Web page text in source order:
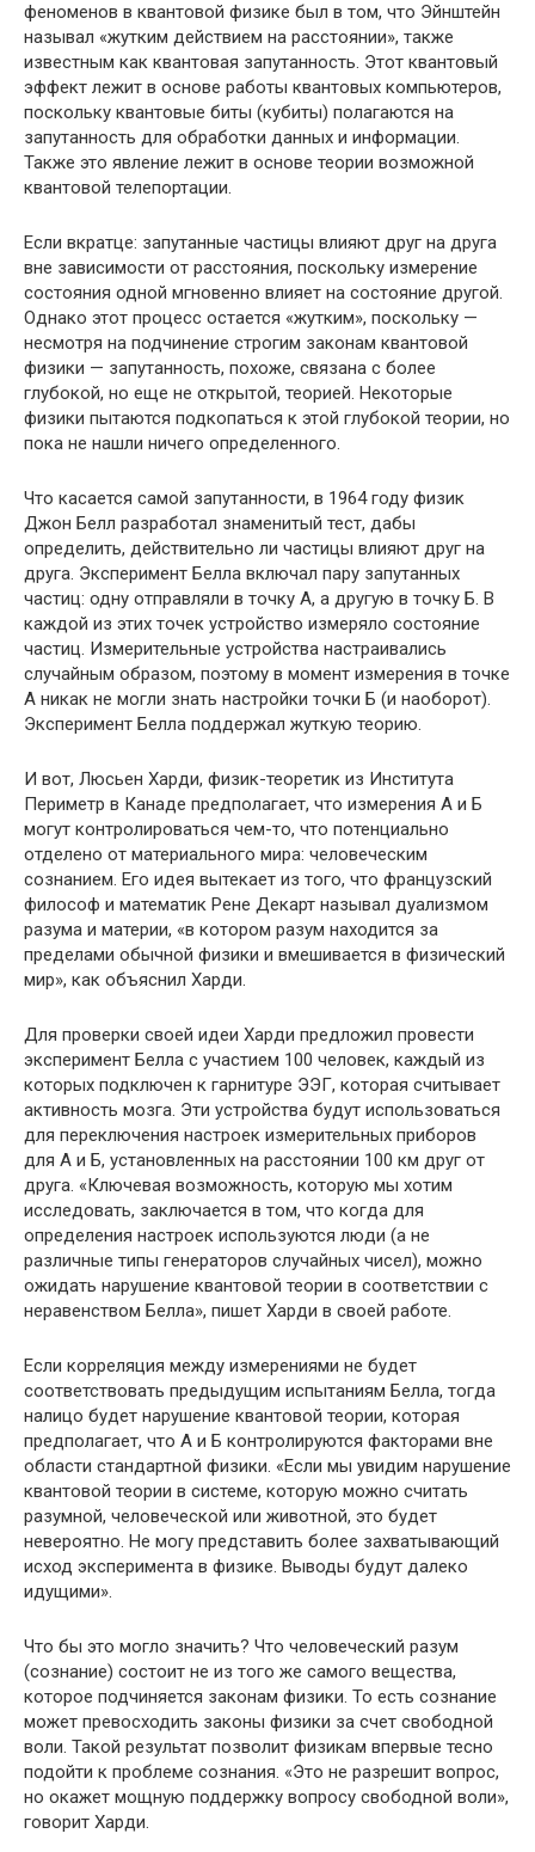
феноменов в квантовой физике был в том, что Эйнштейн
называл «жутким действием на расстоянии», также
известным как квантовая запутанность. Этот квантовый
эффект лежит в основе работы квантовых компьютеров,
поскольку квантовые биты (кубиты) полагаются на
запутанность для обработки данных и информации.
Также это явление лежит в основе теории возможной
квантовой телепортации.
Если вкратце: запутанные частицы влияют друг на друга
вне зависимости от расстояния, поскольку измерение
состояния одной мгновенно влияет на состояние другой.
Однако этот процесс остается «жутким», поскольку —
несмотря на подчинение строгим законам квантовой
физики — запутанность, похоже, связана с более
глубокой, но еще не открытой, теорией. Некоторые
физики пытаются подкопаться к этой глубокой теории, но
пока не нашли ничего определенного.
Что касается самой запутанности, в 1964 году физик
Джон Белл разработал знаменитый тест, дабы
определить, действительно ли частицы влияют друг на
друга. Эксперимент Белла включал пару запутанных
частиц: одну отправляли в точку А, а другую в точку Б. В
каждой из этих точек устройство измеряло состояние
частиц. Измерительные устройства настраивались
случайным образом, поэтому в момент измерения в точке
А никак не могли знать настройки точки Б (и наоборот).
Эксперимент Белла поддержал жуткую теорию.
И вот, Люсьен Харди, физик-теоретик из Института
Периметр в Канаде предполагает, что измерения А и Б
могут контролироваться чем-то, что потенциально
отделено от материального мира: человеческим
сознанием. Его идея вытекает из того, что французский
философ и математик Рене Декарт называл дуализмом
разума и материи, «в котором разум находится за
пределами обычной физики и вмешивается в физический
мир», как объяснил Харди.
Для проверки своей идеи Харди предложил провести
эксперимент Белла с участием 100 человек, каждый из
которых подключен к гарнитуре ЭЭГ, которая считывает
активность мозга. Эти устройства будут использоваться
для переключения настроек измерительных приборов
для А и Б, установленных на расстоянии 100 км друг от
друга. «Ключевая возможность, которую мы хотим
исследовать, заключается в том, что когда для
определения настроек используются люди (а не
различные типы генераторов случайных чисел), можно
ожидать нарушение квантовой теории в соответствии с
неравенством Белла», пишет Харди в своей работе.
Если корреляция между измерениями не будет
соответствовать предыдущим испытаниям Белла, тогда
налицо будет нарушение квантовой теории, которая
предполагает, что А и Б контролируются факторами вне
области стандартной физики. «Если мы увидим нарушение
квантовой теории в системе, которую можно считать
разумной, человеческой или животной, это будет
невероятно. Не могу представить более захватывающий
исход эксперимента в физике. Выводы будут далеко
идущими».
Что бы это могло значить? Что человеческий разум
(сознание) состоит не из того же самого вещества,
которое подчиняется законам физики. То есть сознание
может превосходить законы физики за счет свободной
воли. Такой результат позволит физикам впервые тесно
подойти к проблеме сознания. «Это не разрешит вопрос,
но окажет мощную поддержку вопросу свободной воли»,
говорит Харди.